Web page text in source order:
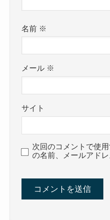
名前 ※
メール ※
サイト
次回のコメントで使
の名前、メールアド